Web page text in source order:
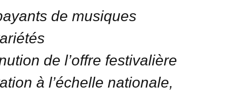
de musiques
de l’offre festivalière
à l’échelle nationale,